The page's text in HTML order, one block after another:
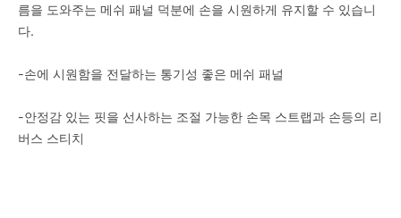
름을 도와주는 메쉬 패널 덕분에 손을 시원하게 유지할 수 있습니
다.
-손에 시원함을 전달하는 통기성 좋은 메쉬 패널
-안정감 있는 핏을 선사하는 조절 가능한 손목 스트랩과 손등의 리
버스 스티치